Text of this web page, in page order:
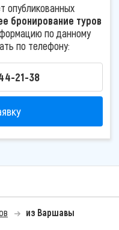
опубликованных
бронирование туров
по данному
по телефону:
21-38
из Варшавы